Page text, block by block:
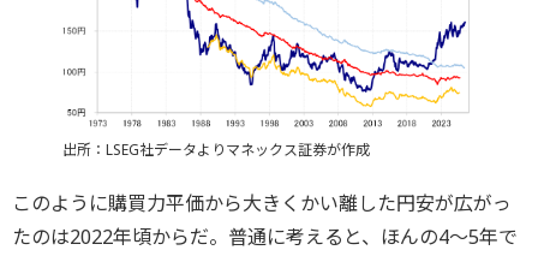
出所：LSEG社データよりマネックス証券が作成
このように購買力平価から大きくかい離した円安が広がっ
たのは2022年頃からだ。普通に考えると、ほんの4～5年で